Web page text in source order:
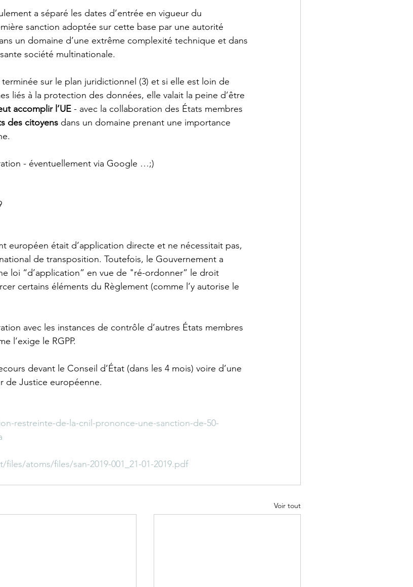
a séparé les dates d’entrée en vigueur du
sanction adoptée sur cette base par une autorité
un domaine d’une extrême complexité technique et dans
société multinationale.
sur le plan juridictionnel (3) et si elle est loin de
liés à la protection des données, elle valait la peine d’être
accomplir l’UE - avec la collaboration des États membres
des citoyens dans un domaine prenant une importance
- éventuellement via Google …;)
européen était d’application directe et ne nécessitait pas,
de transposition. Toutefois, le Gouvernement a
loi “d’application” en vue de "ré-ordonner” le droit
certains éléments du Règlement (comme l’y autorise le
avec les instances de contrôle d’autres États membres
l’exige le RGPP.
devant le Conseil d’État (dans les 4 mois) voire d’une
de Justice européenne.
restreinte-de-la-cnil-prononce-une-sanction-de-50-
atoms/files/san-2019-001_21-01-2019.pdf
Voir tout